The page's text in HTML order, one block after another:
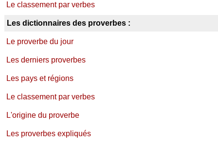
Le classement par verbes
Les dictionnaires des proverbes :
Le proverbe du jour
Les derniers proverbes
Les pays et régions
Le classement par verbes
L'origine du proverbe
Les proverbes expliqués